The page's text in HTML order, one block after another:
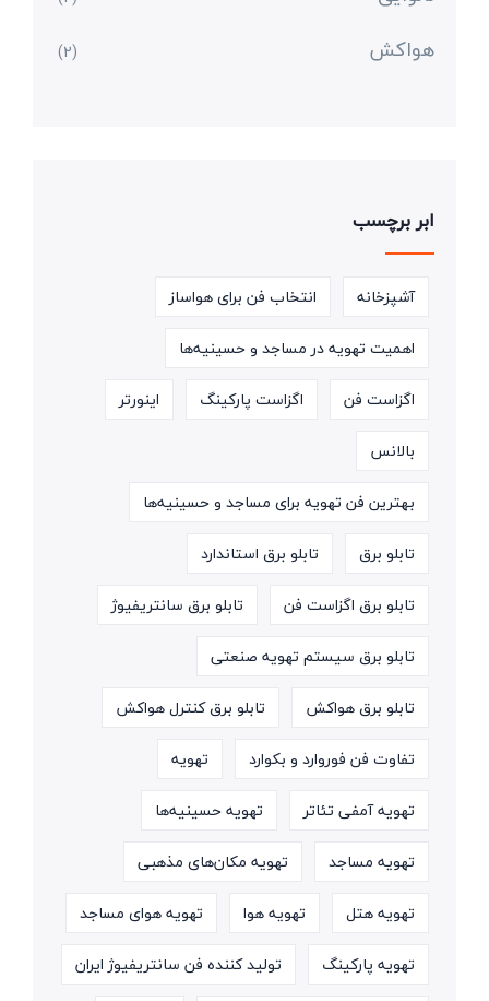
هواکش (2)
ابر برچسب
آشپزخانه
انتخاب فن برای هواساز
اهمیت تهویه در مساجد و حسینیه‌ها
اگزاست فن
اگزاست پارکینگ
اینورتر
بالانس
بهترین فن تهویه برای مساجد و حسینیه‌ها
تابلو برق
تابلو برق استاندارد
تابلو برق اگزاست فن
تابلو برق سانتریفیوژ
تابلو برق سیستم تهویه صنعتی
تابلو برق هواکش
تابلو برق کنترل هواکش
تفاوت فن فوروارد و بکوارد
تهویه
تهویه آمفی تئاتر
تهویه حسینیه‌ها
تهویه مساجد
تهویه مکان‌های مذهبی
تهویه هتل
تهویه هوا
تهویه هوای مساجد
تهویه پارکینگ
تولید کننده فن سانتریفیوژ ایران